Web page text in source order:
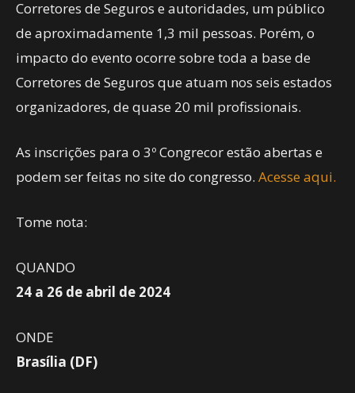
Corretores de Seguros e autoridades, um público
de aproximadamente 1,3 mil pessoas. Porém, o
impacto do evento ocorre sobre toda a base de
Corretores de Seguros que atuam nos seis estados
organizadores, de quase 20 mil profissionais.
As inscrições para o 3º Congrecor estão abertas e
podem ser feitas no site do congresso. Acesse aqui.
Tome nota:
QUANDO
24 a 26 de abril de 2024
ONDE
Brasília (DF)